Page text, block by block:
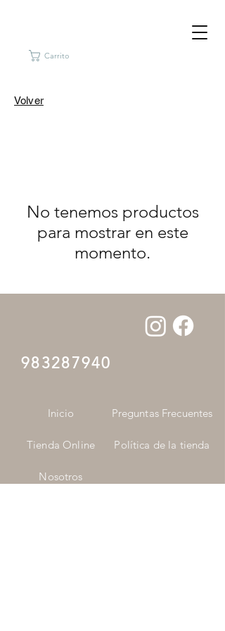
Carrito
Volver
No tenemos productos
para mostrar en este
momento.
983287940
Inicio
Tienda Online
Nosotros
Preguntas Frecuentes
Política de la tienda